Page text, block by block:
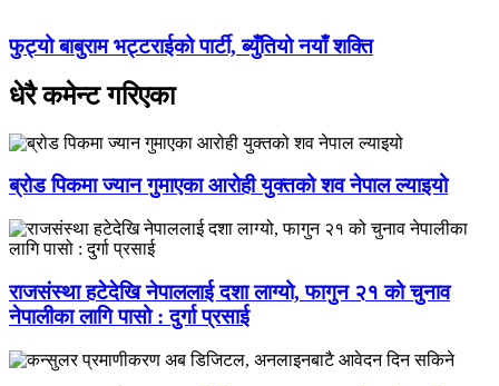
फुट्यो बाबुराम भट्टराईको पार्टी, ब्युँतियो नयाँ शक्ति
धेरै कमेन्ट गरिएका
ब्रोड पिकमा ज्यान गुमाएका आरोही युक्तको शव नेपाल ल्याइयो
राजसंस्था हटेदेखि नेपाललाई दशा लाग्यो, फागुन २१ को चुनाव
नेपालीका लागि पासो : दुर्गा प्रसाई